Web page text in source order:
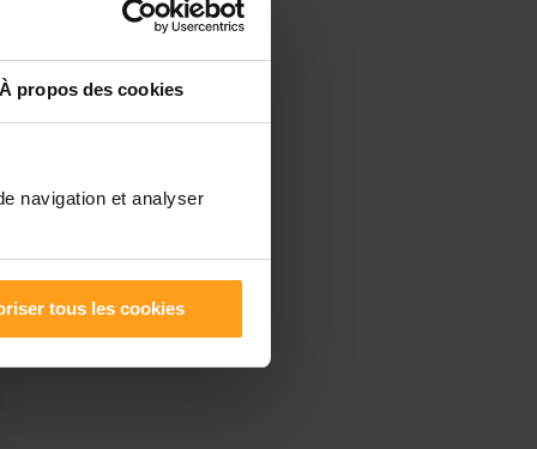
À propos des cookies
navigation et analyser
tous les cookies